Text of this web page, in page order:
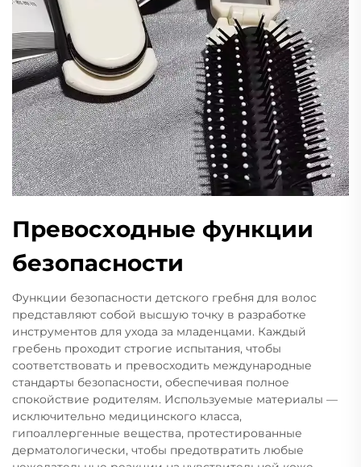
Превосходные функции
безопасности
Функции безопасности детского гребня для волос
представляют собой высшую точку в разработке
инструментов для ухода за младенцами. Каждый
гребень проходит строгие испытания, чтобы
соответствовать и превосходить международные
стандарты безопасности, обеспечивая полное
спокойствие родителям. Используемые материалы —
исключительно медицинского класса,
гипоаллергенные вещества, протестированные
дерматологически, чтобы предотвратить любые